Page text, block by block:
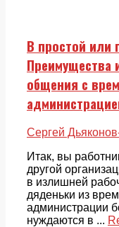
В простой или
Преимущества
общения с
Сергей Дьяконов
Итак, вы
другой
в излишней
дяденьки из
администрации
нуждаются в ...